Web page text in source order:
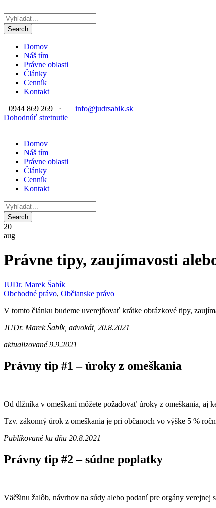
Domov
Náš tím
Právne oblasti
Články
Cenník
Kontakt
0944 869 269
·
info@judrsabik.sk
Dohodnúť stretnutie
Domov
Náš tím
Právne oblasti
Články
Cenník
Kontakt
20
aug
Právne tipy, zaujímavosti
JUDr. Marek Šabík
Obchodné právo, Občianske právo
V tomto článku budeme uverejňovať krátke obrázkové tipy,
JUDr. Marek Šabík, advokát, 20.8.2021
aktualizované 9.9.2021
Právny tip #1 – úroky z omeškania
Od dlžníka v omeškaní môžete požadovať úroky z omeškania, aj
Tzv. zákonný úrok z omeškania je pri občanoch vo výške 5 %
Publikované ku dňu 20.8.2021
Právny tip #2 – súdne poplatky
Väčšinu žalôb, návrhov na súdy alebo podaní pre orgány verejnej